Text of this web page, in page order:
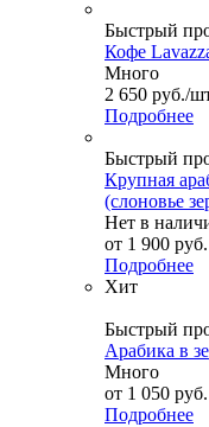
Быстрый
Кофе
Много
2 650 руб./
Подробнее
Быстрый
Крупная
(слоновье
Нет в
от 1 900 руб.
Подробнее
Хит
Быстрый
Арабика в
Много
от 1 050 руб.
Подробнее